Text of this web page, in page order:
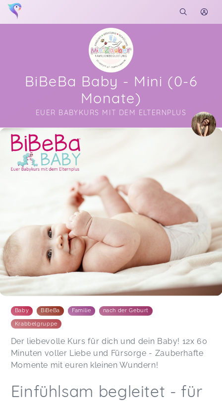
BiBeBa Baby - Mini (0-6
Monate)
EUER BABYKURS MIT DEM ELTERNPLUS
Soon you will learn more about me here...
Baby BiBeBa Familie nach der Geburt
Krabbelgruppe
Der liebevolle Kurs für dich und dein Baby! 12x 60
Minuten voller Liebe und Fürsorge - Zauberhafte
Momente mit euren kleinen Wundern!
Einfühlsam begleitet - für